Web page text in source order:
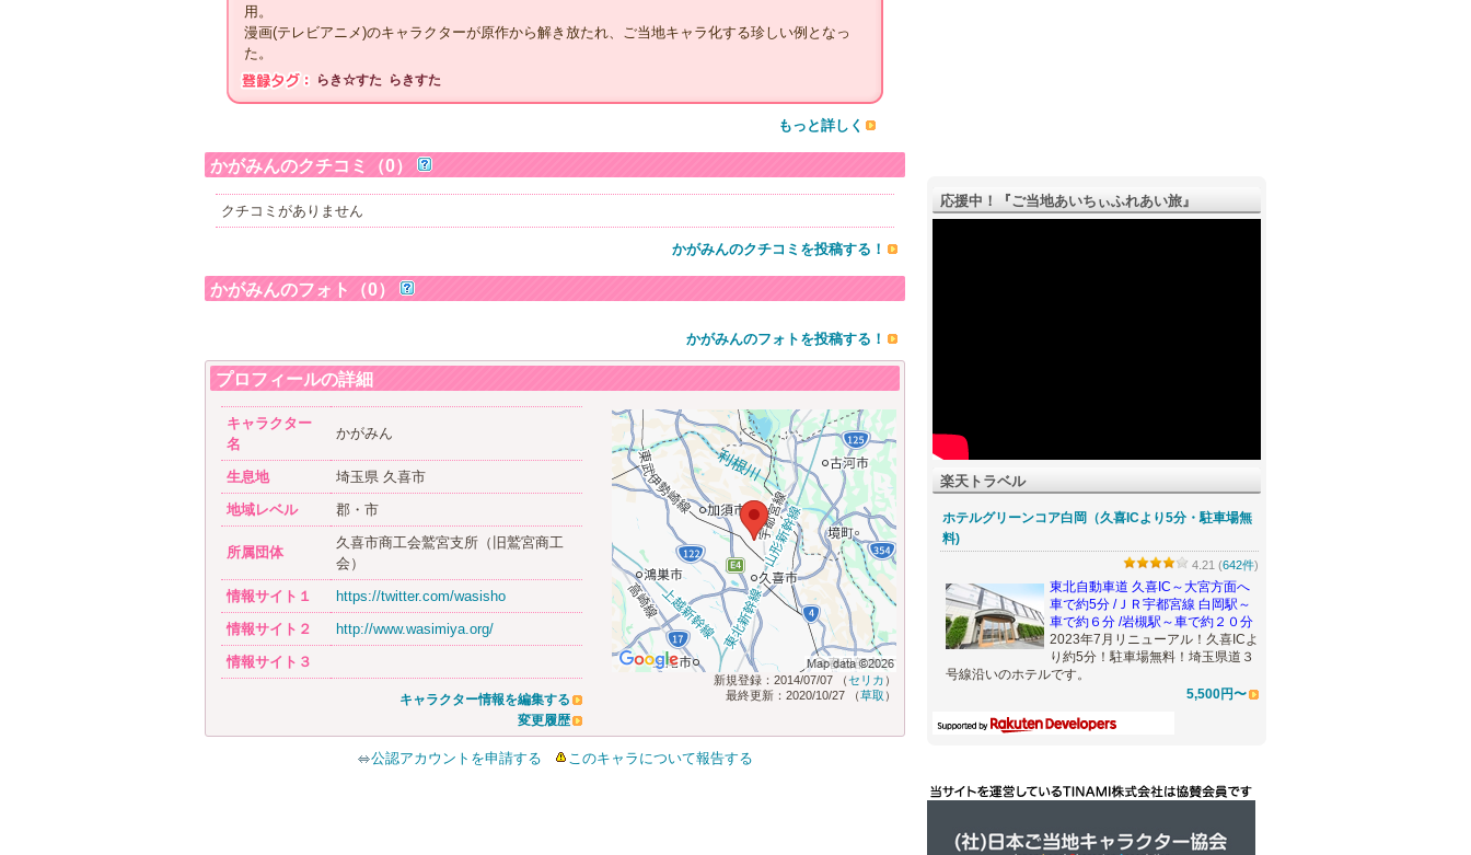
用。
漫画(テレビアニメ)のキャラクターが原作から解き放たれ、ご当地キャラ化する珍しい例となっ
た。
らき☆すた らきすた
もっと詳しく
かがみんのクチコミ（0）
クチコミがありません
かがみんのクチコミを投稿する！
かがみんのフォト（0）
かがみんのフォトを投稿する！
プロフィールの詳細
キャラクター
名
かがみん
生息地
埼玉県 久喜市
地域レベル
郡・市
所属団体
久喜市商工会鷲宮支所（旧鷲宮商工
会）
情報サイト１
https://twitter.com/wasisho
情報サイト２
http://www.wasimiya.org/
情報サイト３
キャラクター情報を編集する
変更履歴
新規登録：2014/07/07 （セリカ ）
最終更新：2020/10/27 （草取 ）
公認アカウントを申請する このキャラについて報告する
応援中！『ご­当地あいちぃふれあい旅』
楽天トラベル
ホテルグリーンコア白岡（久喜ICより5分・駐車場無
料)
4.21 (642件)
東北自動車道 久喜IC～大宮方面へ
車で約5分 /ＪＲ宇都宮線 白岡駅～
車で約６分 /岩槻駅～車で約２０分
2023年7月リニューアル！久喜ICよ
り約5分！駐車場無料！埼玉県道３
号線沿いのホテルです。
5,500円〜